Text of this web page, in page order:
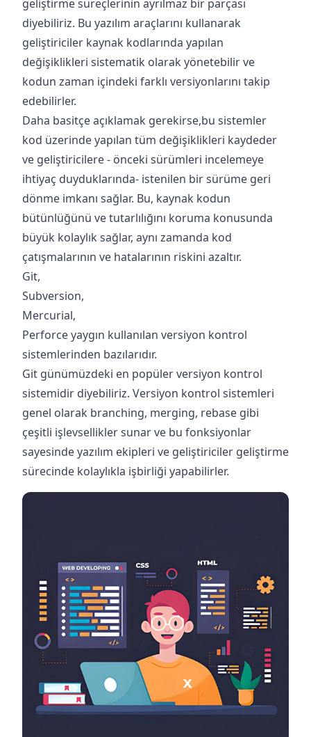
geliştirme süreçlerinin ayrılmaz bir parçası
diyebiliriz. Bu yazılım araçlarını kullanarak
geliştiriciler kaynak kodlarında yapılan
değişiklikleri sistematik olarak yönetebilir ve
kodun zaman içindeki farklı versiyonlarını takip
edebilirler.
Daha basitçe açıklamak gerekirse,bu sistemler
kod üzerinde yapılan tüm değişiklikleri kaydeder
ve geliştiricilere - önceki sürümleri incelemeye
ihtiyaç duyduklarında- istenilen bir sürüme geri
dönme imkanı sağlar. Bu, kaynak kodun
bütünlüğünü ve tutarlılığını koruma konusunda
büyük kolaylık sağlar, aynı zamanda kod
çatışmalarının ve hatalarının riskini azaltır.
Git,
Subversion,
Mercurial,
Perforce yaygın kullanılan versiyon kontrol
sistemlerinden bazılarıdır.
Git günümüzdeki en popüler versiyon kontrol
sistemidir diyebiliriz. Versiyon kontrol sistemleri
genel olarak branching, merging, rebase gibi
çeşitli işlevsellikler sunar ve bu fonksiyonlar
sayesinde yazılım ekipleri ve geliştiriciler geliştirme
sürecinde kolaylıkla işbirliği yapabilirler.